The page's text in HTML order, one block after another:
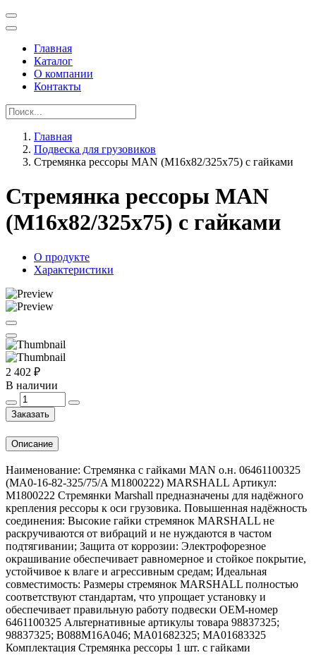
Главная
Каталог
О компании
Контакты
Главная
Подвеска для грузовиков
Стремянка рессоры MAN (M16x82/325x75) с гайками
Стремянка рессоры MAN
(M16x82/325x75) с гайками
О продукте
Характеристики
2 402 ₽
В наличии
Заказать
Описание
Наименование: Стремянка с гайками MAN о.н. 06461100325
(MA0-16-82-325/75/A M1800222) MARSHALL Артикул:
M1800222 Стремянки Marshall предназначены для надёжного
крепления рессоры к оси грузовика. Повышенная надёжность
соединения: Высокие гайки стремянок MARSHALL не
раскручиваются от вибраций и не нуждаются в частом
подтягивании; Защита от коррозии: Электрофорезное
окрашивание обеспечивает равномерное и стойкое покрытие,
устойчивое к влаге и агрессивным средам; Идеальная
совместимость: Размеры стремянок MARSHALL полностью
соответствуют стандартам, что упрощает установку и
обеспечивает правильную работу подвески OEM-номер
6461100325 Альтернативные артикулы товара 98837325;
98837325; B088M16A046; MA01682325; MA01683325
Комплектация Стремянка рессоры 1 шт. с гайками